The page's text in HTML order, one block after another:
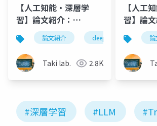
【人工知能・深層学
習】論文紹介：
DecomCAM:
Advancing Beyond
Saliency Maps
through
Decomposition and
論文紹介 deeplearning
Taki lab. 2.8K
【人工
習】論文
Scarce
#深層学習 #LLM